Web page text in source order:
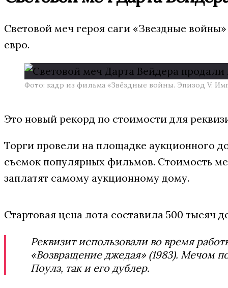
Световой меч героя саги «Звездные
евро.
Фото: кадр из фильма «Звёздные войны. Эпизод V:
Это новый рекорд по стоимости для
Торги провели на площадке аукционного
съемок популярных фильмов. Стоимость
заплатят самому аукционному дому.
Стартовая цена лота составила 500 тысяч
Реквизит использовали во время
«Возвращение джедая» (1983). Мечом
Поулз, так и его дублер.